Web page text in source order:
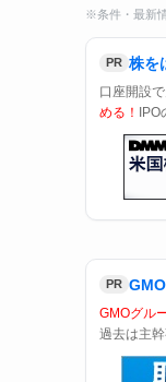
※条件・最新
PR 株を
口座開設
める！ IPO
PR
GMOグル
過去は主